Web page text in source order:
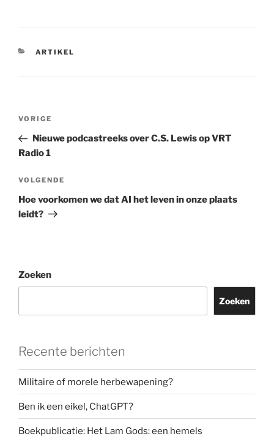
CATEGORIEËN
ARTIKEL
Berichtnavigatie
Vorig
bericht
VORIGE
Nieuwe podcastreeks over C.S. Lewis op VRT
Radio 1
Volgend
bericht
VOLGENDE
Hoe voorkomen we dat AI het leven in onze plaats
leidt?
Zoeken
Zoeken
Recente berichten
Militaire of morele herbewapening?
Ben ik een eikel, ChatGPT?
Boekpublicatie: Het Lam Gods: een hemels